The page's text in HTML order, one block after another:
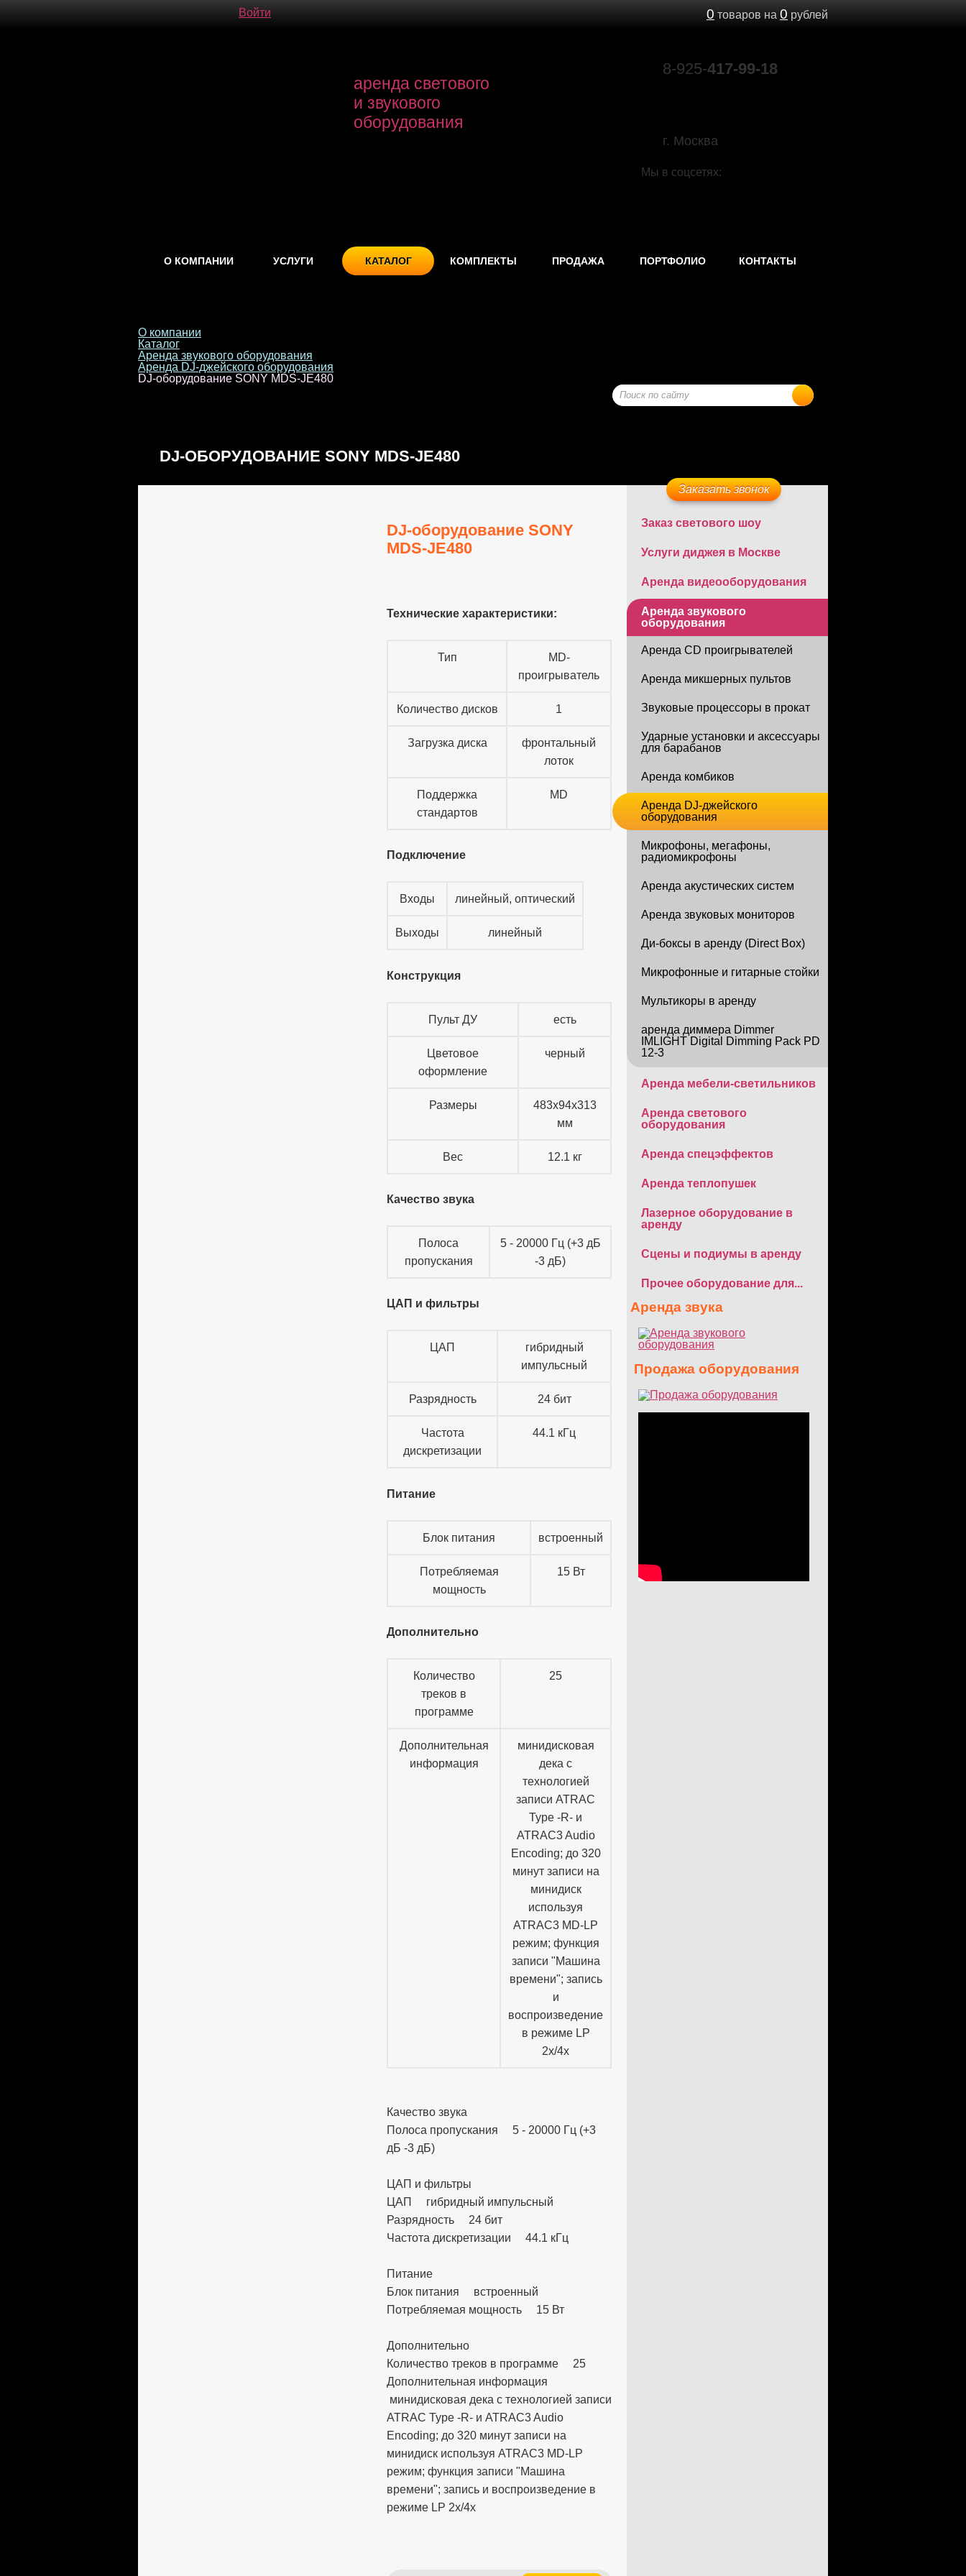
Войти 0 товаров на 0 рублей
аренда светового
и звукового
оборудования
8-925-417-99-18
г. Москва
Мы в соцсетях:
О КОМПАНИИ УСЛУГИ КАТАЛОГ КОМПЛЕКТЫ ПРОДАЖА ПОРТФОЛИО КОНТАКТЫ
О компании
Каталог
Аренда звукового оборудования
Аренда DJ-джейского оборудования
DJ-оборудование SONY MDS-JE480
DJ-ОБОРУДОВАНИЕ SONY MDS-JE480
Заказать звонок
DJ-оборудование SONY
MDS-JE480
Технические характеристики:
Тип
MD-
проигрыватель
Количество дисков 1
Загрузка диска
фронтальный
лоток
Поддержка
стандартов
MD
Подключение
Входы линейный, оптический
Выходы линейный
Конструкция
Пульт ДУ есть
Цветовое
оформление
черный
Размеры
483x94x313
мм
Вес 12.1 кг
Качество звука
Полоса
пропускания
5 - 20000 Гц (+3 дБ
-3 дБ)
ЦАП и фильтры
ЦАП
гибридный
импульсный
Разрядность 24 бит
Частота
дискретизации
44.1 кГц
Питание
Блок питания встроенный
Потребляемая
мощность
15 Вт
Дополнительно
Количество
треков в
программе
25
Дополнительная
информация
минидисковая
дека с
технологией
записи ATRAC
Type -R- и
ATRAC3 Audio
Encoding; до 320
минут записи на
минидиск
используя
ATRAC3 MD-LP
режим; функция
записи "Машина
времени"; запись
и
воспроизведение
в режиме LP
2х/4х
Качество звука
Полоса пропускания 5 - 20000 Гц (+3
дБ -3 дБ)
ЦАП и фильтры
ЦАП гибридный импульсный
Разрядность 24 бит
Частота дискретизации 44.1 кГц
Питание
Блок питания встроенный
Потребляемая мощность 15 Вт
Дополнительно
Количество треков в программе 25
Дополнительная информация
минидисковая дека с технологией записи
ATRAC Type -R- и ATRAC3 Audio
Encoding; до 320 минут записи на
минидиск используя ATRAC3 MD-LP
режим; функция записи "Машина
времени"; запись и воспроизведение в
режиме LP 2х/4х
Заказ светового шоу
Услуги диджея в Москве
Аренда видеооборудования
Аренда звукового
оборудования
Аренда CD проигрывателей
Аренда микшерных пультов
Звуковые процессоры в прокат
Ударные установки и аксессуары
для барабанов
Аренда комбиков
Аренда DJ-джейского
оборудования
Микрофоны, мегафоны,
радиомикрофоны
Аренда акустических систем
Аренда звуковых мониторов
Ди-боксы в аренду (Direct Box)
Микрофонные и гитарные стойки
Мультикоры в аренду
аренда диммера Dimmer
IMLIGHT Digital Dimming Pack PD
12-3
Аренда мебели-светильников
Аренда светового
оборудования
Аренда спецэффектов
Аренда теплопушек
Лазерное оборудование в
аренду
Сцены и подиумы в аренду
Прочее оборудование для...
Аренда звука
Продажа оборудования